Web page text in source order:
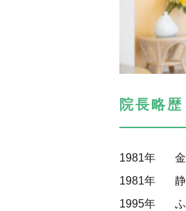
院長略歴
1981年
1981年
1995年